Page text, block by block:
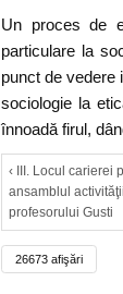
Un proces de
particulare la
punct de vedere
sociologie la
înnoadă firul,
‹ III. Locul carierei
ansamblul
profesorului Gusti
26673 afişări